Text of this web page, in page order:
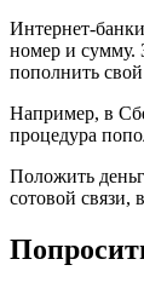
Интернет-
номер и сумму.
пополнить
Например, в
процедура
Положить
сотовой связи,